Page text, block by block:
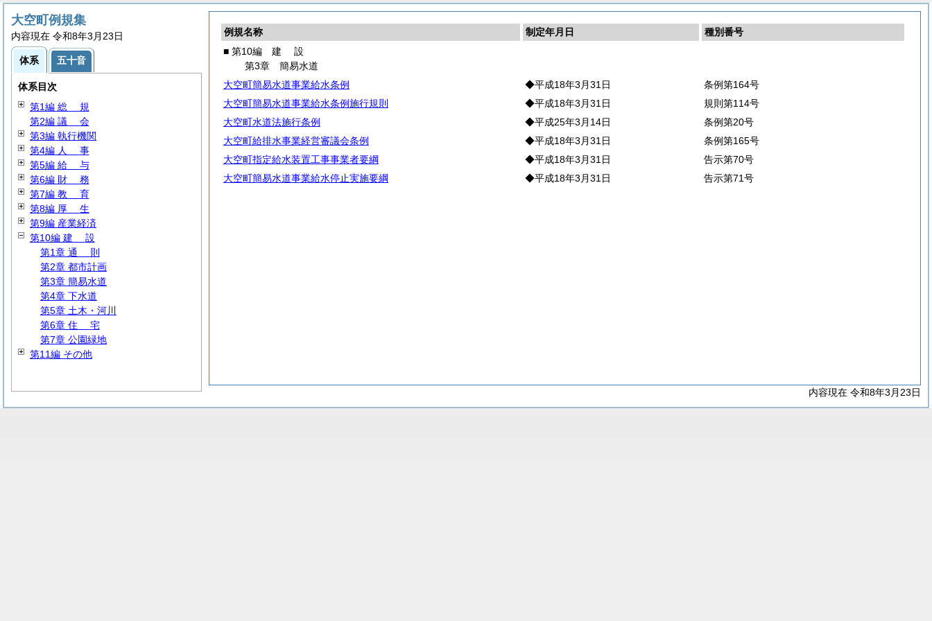
例規名称 制定年月日
種別番号
■ 第10編 建 設
第3章 簡易水道
大空町簡易水道事業給水条例
◆平成18年3月31日
条例第164号
大空町簡易水道事業給水条例施行規則
◆平成18年3月31日
規則第114号
大空町水道法施行条例
◆平成25年3月14日
条例第20号
大空町給排水事業経営審議会条例
◆平成18年3月31日
条例第165号
大空町指定給水装置工事事業者要綱
◆平成18年3月31日
告示第70号
大空町簡易水道事業給水停止実施要綱
◆平成18年3月31日 告示第71号
内容現在 令和8年3月23日
大空町例規集
内容現在 令和8年3月23日
体系 五十音
体系目次
第1編 総 規
第2編 議 会
第3編 執行機関
第4編 人 事
第5編 給 与
第6編 財 務
第7編 教 育
第8編 厚 生
第9編 産業経済
第10編 建 設
第1章 通 則
第2章 都市計画
第3章 簡易水道
第4章 下水道
第5章 土木・河川
第6章 住 宅
第7章 公園緑地
第11編 その他